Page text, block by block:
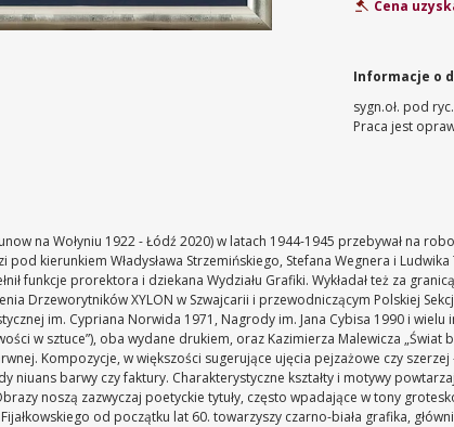
Cena
Informacje o
sygn.oł. pod
Praca jest
na Wołyniu 1922 - Łódź 2020) w latach 1944-1945 przebywał na
pod kierunkiem Władysława Strzemińskiego, Stefana Wegnera i
funkcje prorektora i dziekana Wydziału Grafiki. Wykładał też za
Drzeworytników XYLON w Szwajcarii i przewodniczącym Polskiej
im. Cypriana Norwida 1971, Nagrody im. Jana Cybisa 1990 i wielu
w sztuce”), oba wydane drukiem, oraz Kazimierza Malewicza
Kompozycje, w większości sugerujące ujęcia pejzażowe czy
niuans barwy czy faktury. Charakterystyczne kształty i motywy
noszą zazwyczaj poetyckie tytuły, często wpadające w tony
od początku lat 60. towarzyszy czarno-biała grafika,